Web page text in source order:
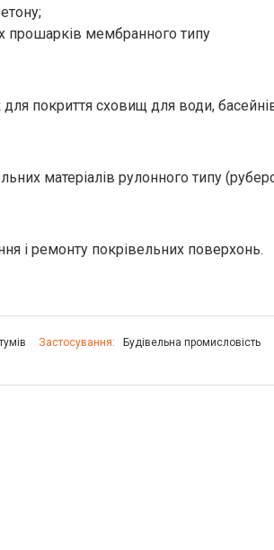
прошарків мембранного типу
покриття сховищ для води,
матеріалів рулонного типу
і ремонту покрівельних поверхонь.
Застосування: Будівельна промисловість